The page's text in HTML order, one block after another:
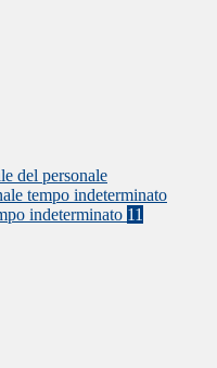
del personale
tempo indeterminato
indeterminato 11